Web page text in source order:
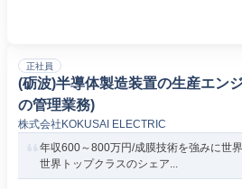
正社員
(砺波)半導体製造装置の生産エン
の管理業務)
株式会社KOKUSAI ELECTRIC
年収600～800万円/成膜技術を強みに世
世界トップクラスのシェア...